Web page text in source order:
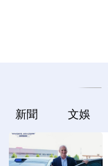
新聞 文娛